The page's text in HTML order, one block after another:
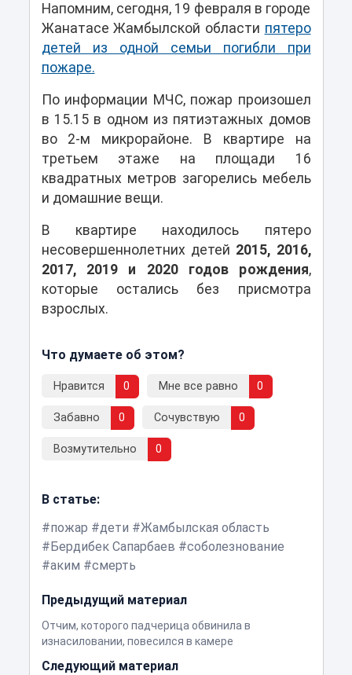
Напомним, сегодня, 19 февраля в городе
Жанатасе Жамбылской области пятеро
детей из одной семьи погибли при
пожаре.
По информации МЧС, пожар произошел
в 15.15 в одном из пятиэтажных домов
во 2-м микрорайоне. В квартире на
третьем этаже на площади 16
квадратных метров загорелись мебель
и домашние вещи.
В квартире находилось пятеро
несовершеннолетних детей 2015, 2016,
2017, 2019 и 2020 годов рождения,
которые остались без присмотра
взрослых.
Что думаете об этом?
Нравится 0 Мне все равно 0
Забавно 0 Сочувствую 0
Возмутительно 0
В статье:
пожар
дети
Жамбылская область
Бердибек Сапарбаев
соболезнование
аким
смерть
Предыдущий материал
Отчим, которого падчерица обвинила в
изнасиловании, повесился в камере
Следующий материал